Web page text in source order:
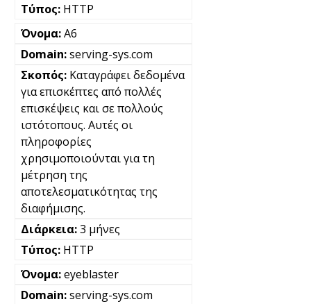
HTTP
A6
serving-sys.com
Καταγράφει δεδομένα
για επισκέπτες από πολλές
επισκέψεις και σε πολλούς
ιστότοπους. Αυτές οι
πληροφορίες
χρησιμοποιούνται για τη
μέτρηση της
αποτελεσματικότητας της
διαφήμισης.
3 μήνες
HTTP
eyeblaster
serving-sys.com